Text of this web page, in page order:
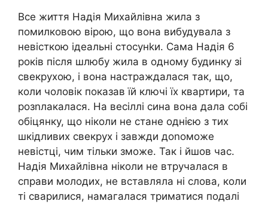
Все життя Надія Михайлівна жила з
помилковою вірою, що вона вибудувала з
невісткою ідеальні стосунkи. Сама Надія 6
років після шлюбу жила в одному будинку зі
свекрухою, і вона настраждалася так, що,
коли чоловік показав їй ключі їх квартири, та
розnлакалася. На весіллі сина вона дала собі
обіцянку, що ніколи не стане однією з тих
шкідливих свекрух і завжди доnоможе
невістці, чим тільки зможе. Так і йшов час.
Надія Михайлівна ніколи не втручалася в
справи молодих, не вставляла ні слова, коли
ті сварилися, намагалася триматися подалі